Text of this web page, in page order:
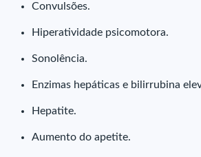
Convulsões.
Hiperatividade psicomotora.
Sonolência.
Enzimas hepáticas e bilirrubina
Hepatite.
Aumento do apetite.